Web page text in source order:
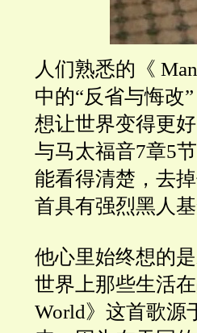
人们熟悉的《
中的“反省与悔改
想让世界变得更
与马太福音7章5
能看得清楚，去
首具有强烈黑人
他心里始终想的
世界上那些生活
World》这首歌源